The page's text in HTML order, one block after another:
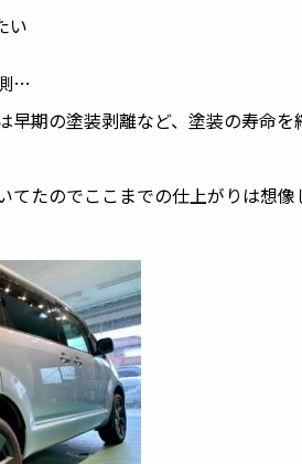
い
…
期の塗装剥離など、塗装の寿命
てたのでここまでの仕上がりは想像